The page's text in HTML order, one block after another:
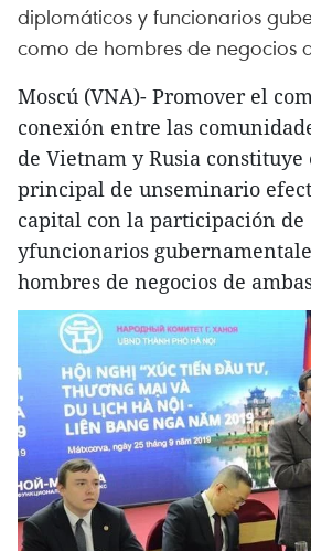
diplomáticos y funcionarios
como de hombres de negocios
Moscú (VNA)- Promover el
conexión entre las
de Vietnam y Rusia
principal de unseminario
capital con la participación
yfuncionarios
hombres de negocios de